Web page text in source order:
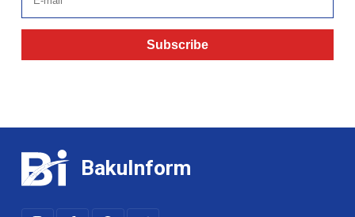
Subscribe
BakuInform